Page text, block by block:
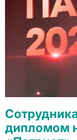
дипломом